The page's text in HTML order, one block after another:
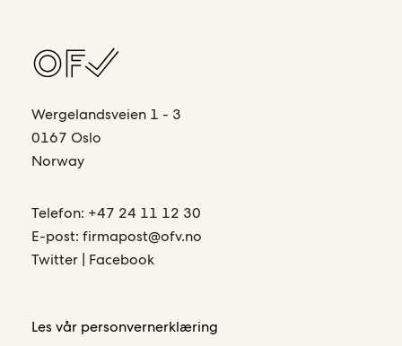
Wergelandsveien 1 - 3
0167 Oslo
Norway
Telefon: +47 24 11 12 30
E-post:firmapost@ofv.no
Twitter | Facebook
Les vår personvernerklæring